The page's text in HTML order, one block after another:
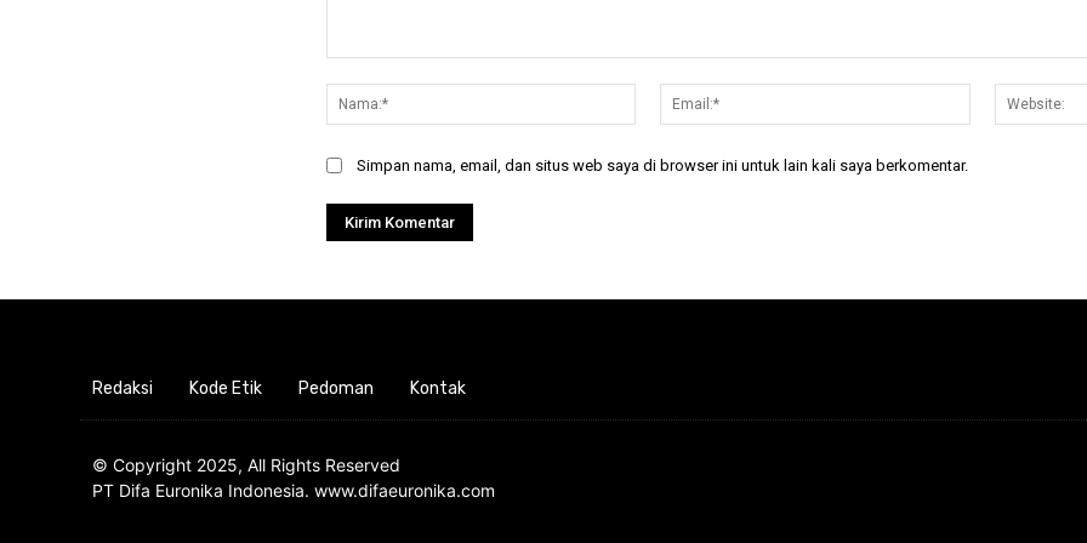
Nama:*
Email:*
Simpan nama, email, dan situs web saya di browser ini untuk lain kali saya berkomentar.
Redaksi Kode Etik Pedoman Kontak
© Copyright 2025, All Rights Reserved
PT Difa Euronika Indonesia. www.difaeuronika.com